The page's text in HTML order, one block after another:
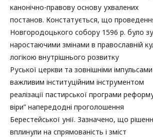
канонічно-правову основу ухвалених
постанов. Констатується, що
Новгородоцького собору 1596 р. було
наростаючими змінами в православній
логікою внутрішнього розвитку
Руської церкви та зовнішніми
важливим інституційним інструментом
реалізації пастирської програми
віри” напередодні проголошення
Берестейської унії. Зазначено, що
вплинули на спрямованість і зміст